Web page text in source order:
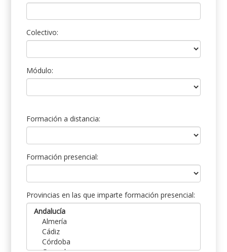
Colectivo:
Módulo:
Formación a distancia:
Formación presencial:
Provincias en las que imparte formación presencial: